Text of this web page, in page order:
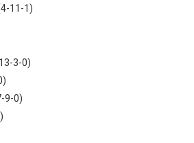
11-1)
3-0)
9-0)